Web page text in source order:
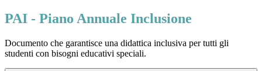
PAI - Piano Annuale Inclusione
Documento che garantisce una didattica inclusiva per tutti gli
studenti con bisogni educativi speciali.